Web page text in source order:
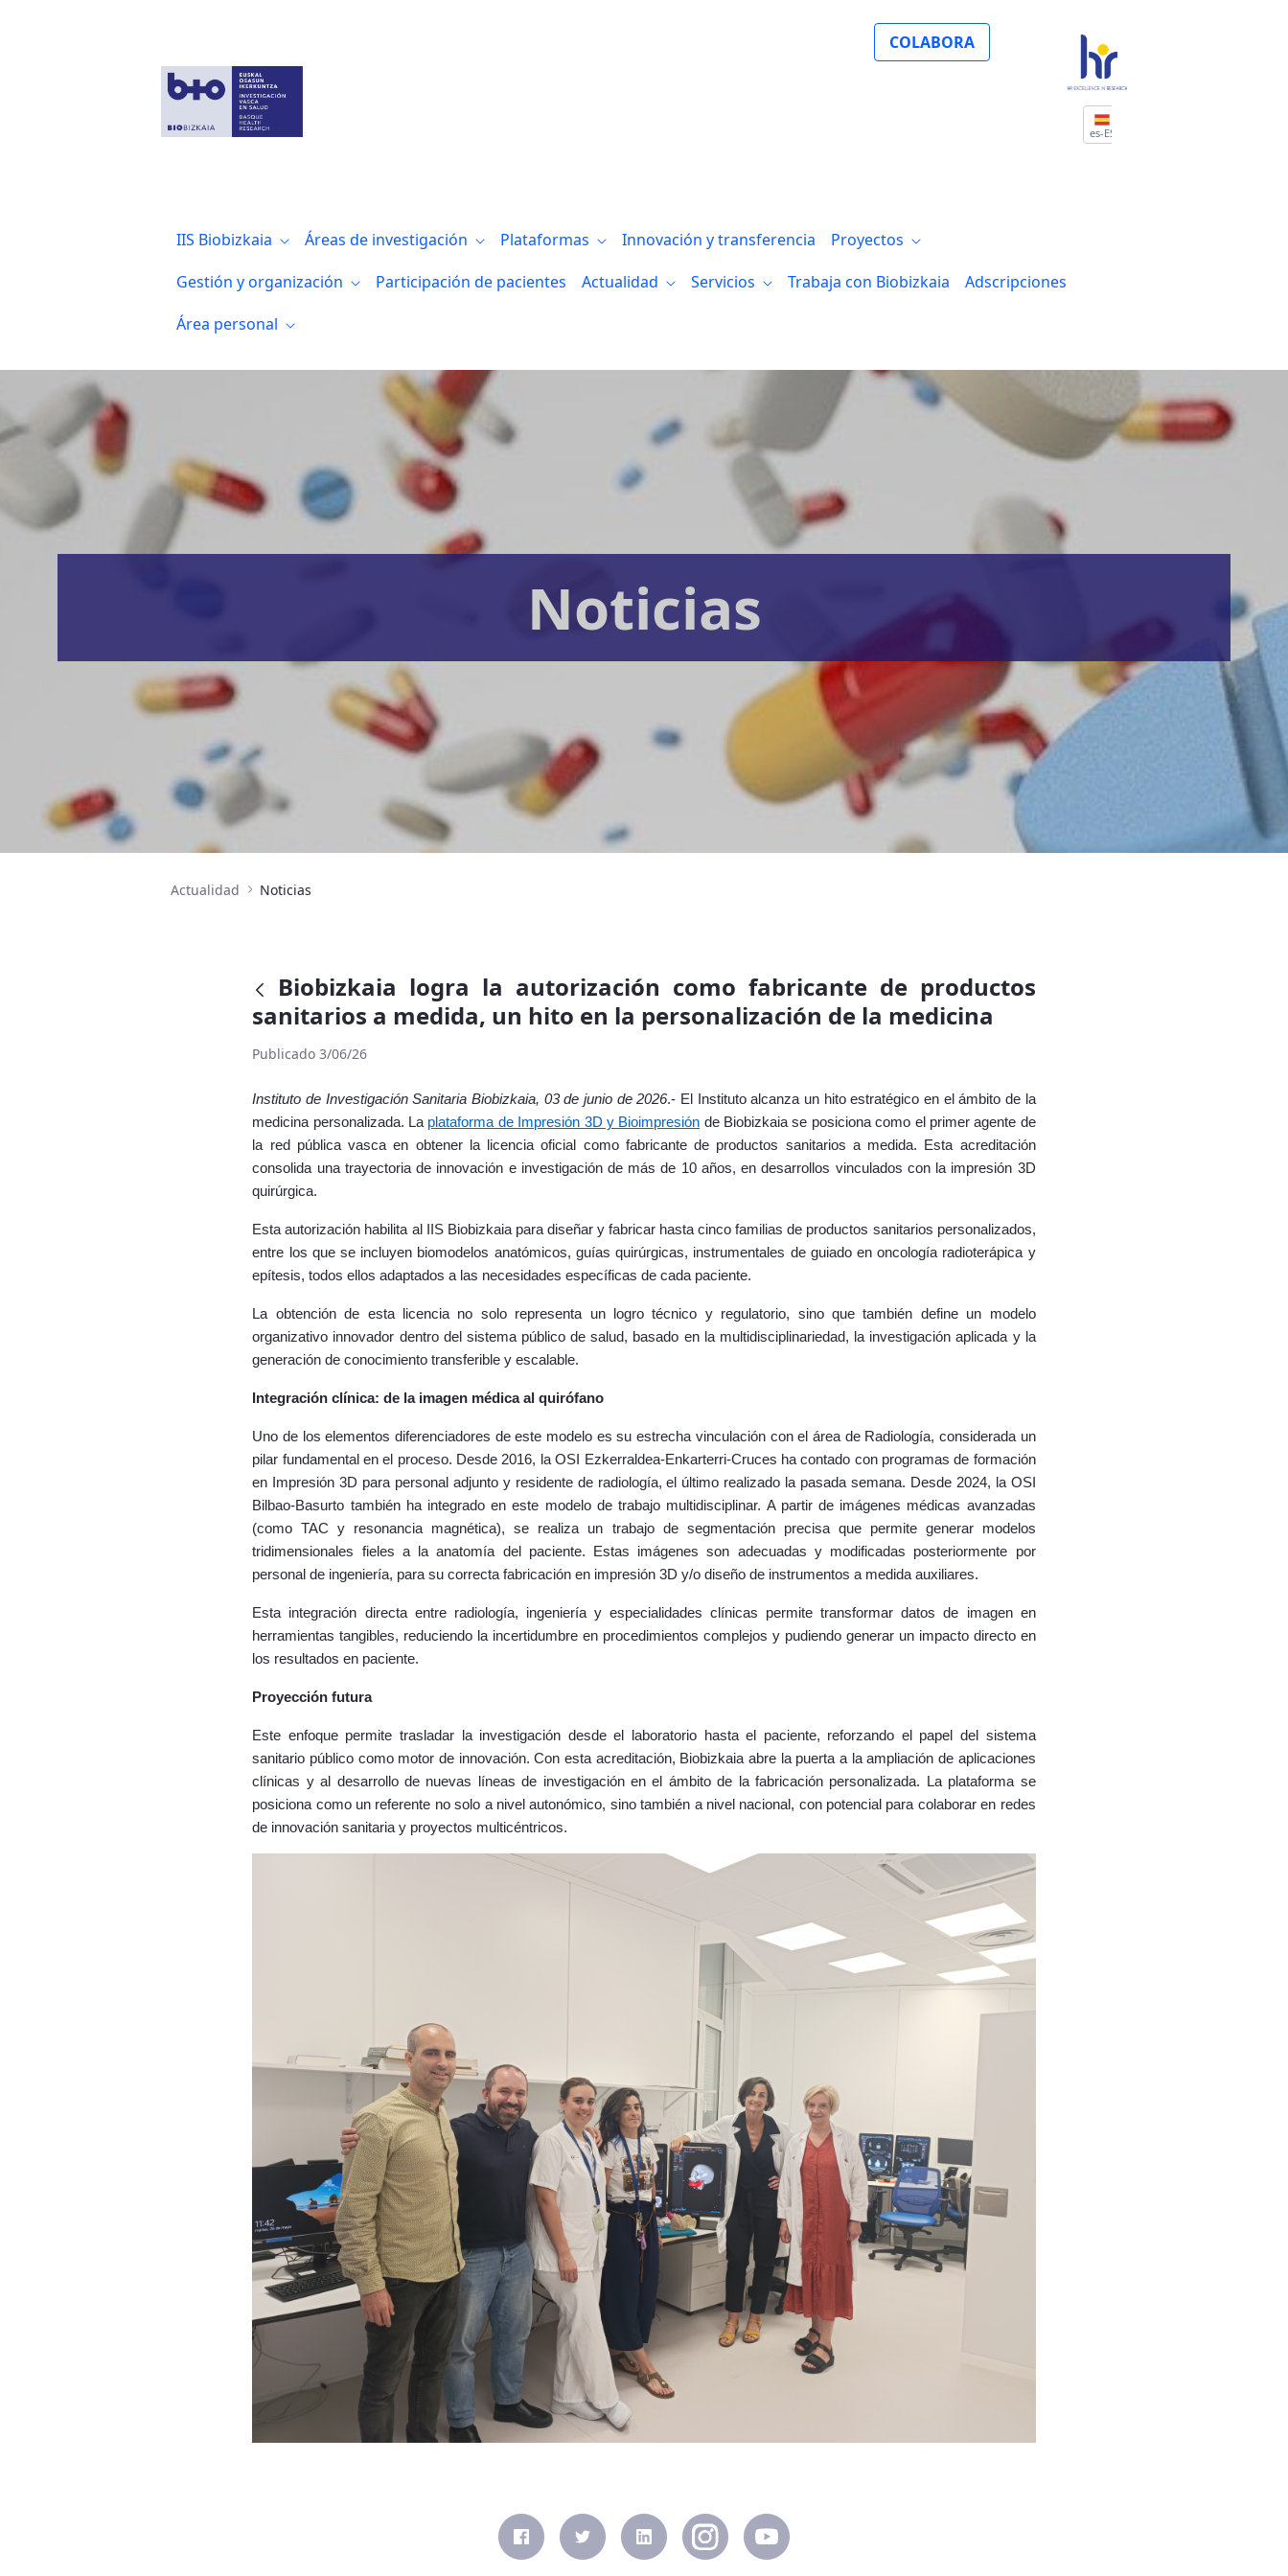
COLABORA
es-ES
IIS Biobizkaia Áreas de investigación Plataformas Innovación y transferencia
Proyectos
Gestión y organización
Participación de pacientes Actualidad Servicios Trabaja con Biobizkaia
Adscripciones
Área personal
Noticias
Actualidad Noticias
Biobizkaia logra la autorización como fabricante de productos
sanitarios a medida, un hito en la personalización de la medicina
Publicado 3/06/26
Instituto de Investigación Sanitaria Biobizkaia, 03 de junio de 2026.- El Instituto alcanza un hito estratégico en el ámbito de la
medicina personalizada. La plataforma de Impresión 3D y Bioimpresión de Biobizkaia se posiciona como el primer agente de
la red pública vasca en obtener la licencia oficial como fabricante de productos sanitarios a medida. Esta acreditación
consolida una trayectoria de innovación e investigación de más de 10 años, en desarrollos vinculados con la impresión 3D
quirúrgica.
Esta autorización habilita al IIS Biobizkaia para diseñar y fabricar hasta cinco familias de productos sanitarios personalizados,
entre los que se incluyen biomodelos anatómicos, guías quirúrgicas, instrumentales de guiado en oncología radioterápica y
epítesis, todos ellos adaptados a las necesidades específicas de cada paciente.
La obtención de esta licencia no solo representa un logro técnico y regulatorio, sino que también define un modelo
organizativo innovador dentro del sistema público de salud, basado en la multidisciplinariedad, la investigación aplicada y la
generación de conocimiento transferible y escalable.
Integración clínica: de la imagen médica al quirófano
Uno de los elementos diferenciadores de este modelo es su estrecha vinculación con el área de Radiología, considerada un
pilar fundamental en el proceso. Desde 2016, la OSI Ezkerraldea-Enkarterri-Cruces ha contado con programas de formación
en Impresión 3D para personal adjunto y residente de radiología, el último realizado la pasada semana. Desde 2024, la OSI
Bilbao-Basurto también ha integrado en este modelo de trabajo multidisciplinar. A partir de imágenes médicas avanzadas
(como TAC y resonancia magnética), se realiza un trabajo de segmentación precisa que permite generar modelos
tridimensionales fieles a la anatomía del paciente. Estas imágenes son adecuadas y modificadas posteriormente por
personal de ingeniería, para su correcta fabricación en impresión 3D y/o diseño de instrumentos a medida auxiliares.
Esta integración directa entre radiología, ingeniería y especialidades clínicas permite transformar datos de imagen en
herramientas tangibles, reduciendo la incertidumbre en procedimientos complejos y pudiendo generar un impacto directo en
los resultados en paciente.
Proyección futura
Este enfoque permite trasladar la investigación desde el laboratorio hasta el paciente, reforzando el papel del sistema
sanitario público como motor de innovación. Con esta acreditación, Biobizkaia abre la puerta a la ampliación de aplicaciones
clínicas y al desarrollo de nuevas líneas de investigación en el ámbito de la fabricación personalizada. La plataforma se
posiciona como un referente no solo a nivel autonómico, sino también a nivel nacional, con potencial para colaborar en redes
de innovación sanitaria y proyectos multicéntricos.